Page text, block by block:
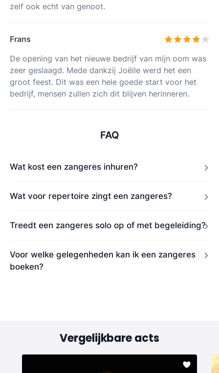
zelf ook echt van genoot.
Frans
De opening van het nieuwe bedrijf van mijn oom was
zeer geslaagd. Mede dankzij Joëlle werd het een
groot feest. Dit was een hele goede start voor het
bedrijf, mensen zullen zich dit blijven herinneren.
FAQ
Wat kost een zangeres inhuren?
Wat voor repertoire zingt een zangeres?
Treedt een zangeres solo op of met begeleiding?
Voor welke gelegenheden kan ik een zangeres
boeken?
Vergelijkbare acts